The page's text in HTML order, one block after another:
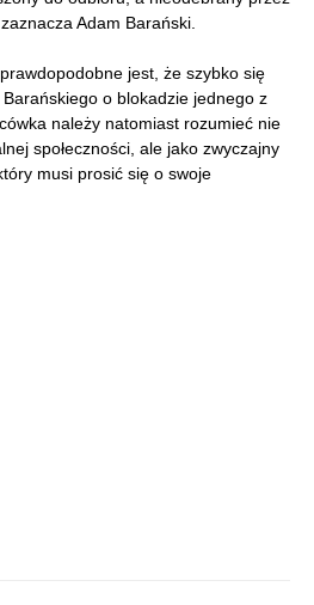
Adam Barański.
jest, że szybko się
o blokadzie jednego z
należy natomiast rozumieć nie
społeczności, ale jako zwyczajny
musi prosić się o swoje